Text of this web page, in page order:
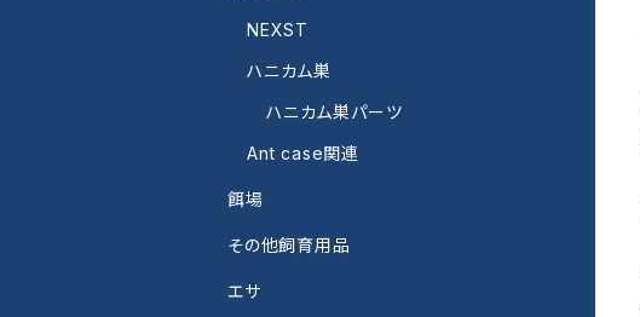
NEXST
ハニカム巣
ハニカム巣パーツ
Ant case関連
餌場
その他飼育用品
エサ